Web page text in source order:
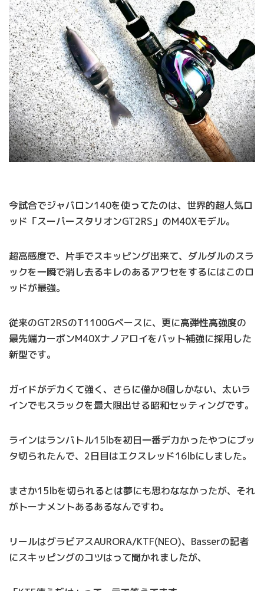
今試合でジャバロン140を使ってたのは、世界的超人気ロ
ッド「スーパースタリオンGT2RS」のM40Xモデル。
超高感度で、片手でスキッピング出来て、ダルダルのスラ
ックを一瞬で消し去るキレのあるアワセをするにはこのロ
ッドが最強。
従来のGT2RSのT1100Gベースに、更に高弾性高強度の
最先端カーボンM40Xナノアロイをバット補強に採用した
新型です。
ガイドがデカくて強く、さらに僅か8個しかない、太いラ
インでもスラックを最大限出せる昭和セッティングです。
ラインはランバトル15lbを初日一番デカかったやつにブッ
タ切られたんで、2日目はエクスレッド16lbにしました。
まさか15lbを切られるとは夢にも思わななかったが、それ
がトーナメントあるあるなんですわ。
リールはグラビアスAURORA/KTF(NEO)、Basserの記者
にスキッピングのコツはって聞かれましたが、